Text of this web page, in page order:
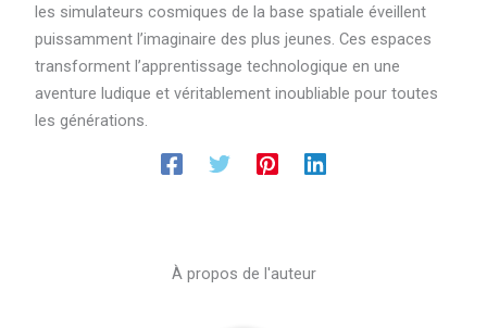
les simulateurs cosmiques de la base spatiale éveillent
puissamment l’imaginaire des plus jeunes. Ces espaces
transforment l’apprentissage technologique en une
aventure ludique et véritablement inoubliable pour toutes
les générations.
À propos de l'auteur